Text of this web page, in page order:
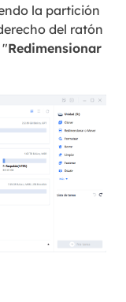
la partición
del ratón
Redimensionar